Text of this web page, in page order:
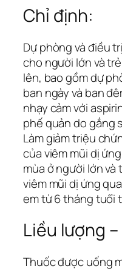
Chỉ định:
Dự phòng và điều
cho người lớn và
lên, bao gồm dự
ban ngày và ban
nhạy cảm với
phế quản do gắng
Làm giảm triệu
của viêm mũi dị
mùa ở người lớn và
viêm mũi dị ứng
em từ 6 tháng tuổi
Liều lượng
Thuốc được uống